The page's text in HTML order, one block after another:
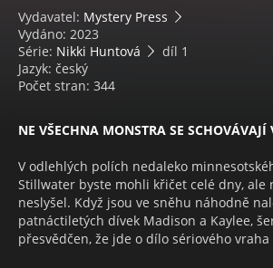
Vydavatel: Mystery Press
Vydáno: 2023
Série: Nikki Huntová
díl 1
Jazyk: český
Počet stran: 344
NE VŠECHNA MONSTRA SE
V odlehlých polích nedaleko
Stillwater byste mohli křičet celé dny, ale
neslyšel. Když jsou ve sněhu náhodně
patnáctiletých dívek Madison a Kaylee,
přesvědčen, že jde o dílo sériového
Mráz. Agentka FBI Nikki Huntová však